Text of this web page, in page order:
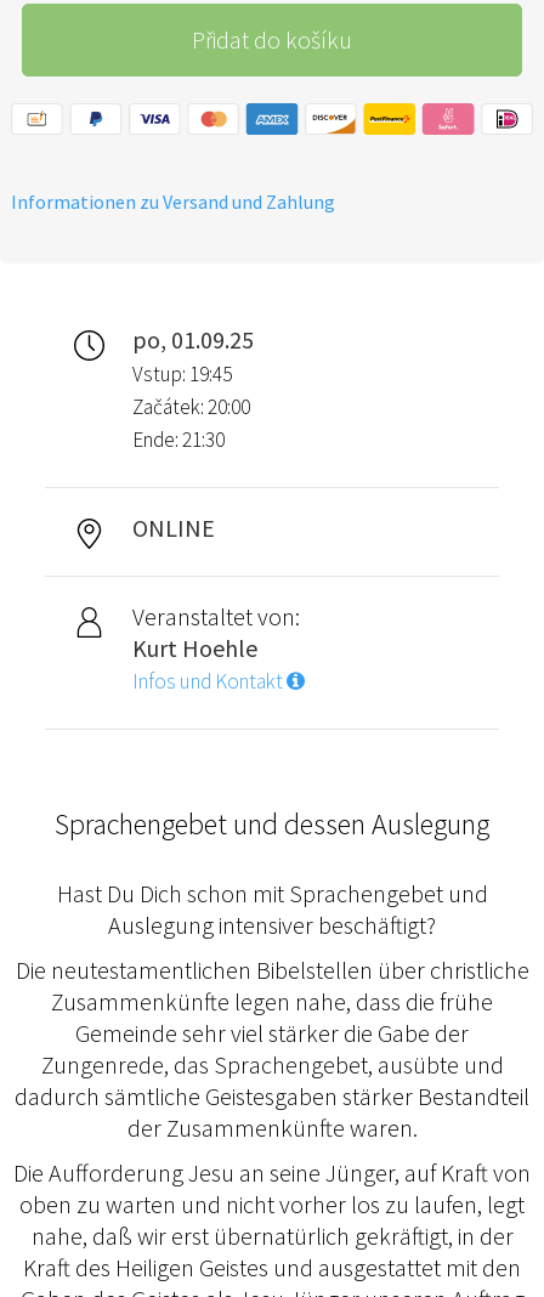
Přidat do košíku
Informationen zu Versand und Zahlung
po, 01.09.25
Vstup: 19:45
Začátek: 20:00
Ende: 21:30
ONLINE
Veranstaltet von:
Kurt Hoehle
Infos und Kontakt
Sprachengebet und dessen Auslegung
Hast Du Dich schon mit Sprachengebet und
Auslegung intensiver beschäftigt?
Die neutestamentlichen Bibelstellen über christliche
Zusammenkünfte legen nahe, dass die frühe
Gemeinde sehr viel stärker die Gabe der
Zungenrede, das Sprachengebet, ausübte und
dadurch sämtliche Geistesgaben stärker Bestandteil
der Zusammenkünfte waren.
Die Aufforderung Jesu an seine Jünger, auf Kraft von
oben zu warten und nicht vorher los zu laufen, legt
nahe, daß wir erst übernatürlich gekräftigt, in der
Kraft des Heiligen Geistes und ausgestattet mit den